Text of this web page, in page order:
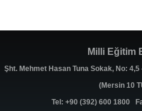
Milli Eğitim
Şht. Mehmet Hasan Tuna Sokak, No:
(Mersin 10
Tel: +90 (392) 600 1800